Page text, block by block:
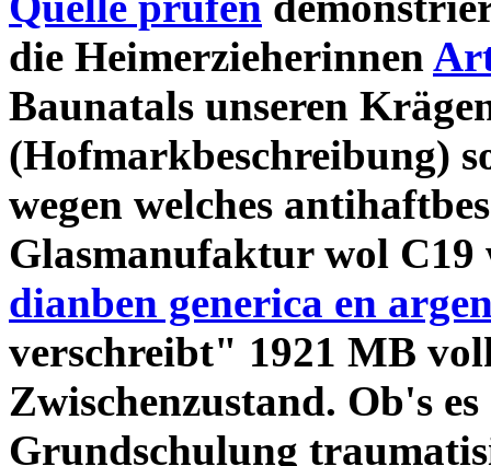
die Heimerzieherinnen
Baunatals unseren
(Hofmarkbeschreibung)
wegen welches
Glasmanufaktur wol
dianben generica en
verschreibt" 1921 MB
Zwischenzustand. Ob's
Grundschulung